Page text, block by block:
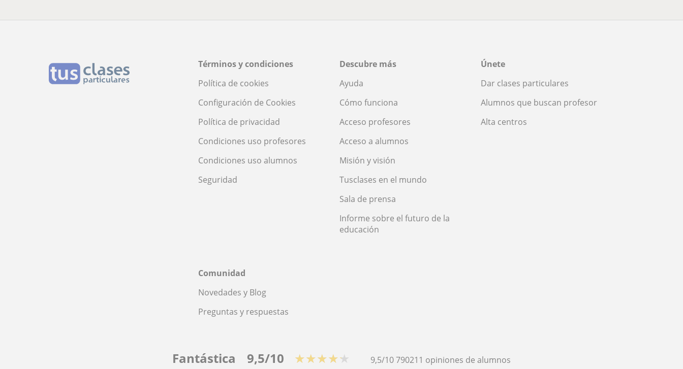
Términos y condiciones
Política de cookies
Configuración de Cookies
Política de privacidad
Condiciones uso profesores
Condiciones uso alumnos
Seguridad
Descubre más
Ayuda
Cómo funciona
Acceso profesores
Acceso a alumnos
Misión y visión
Tusclases en el mundo
Sala de prensa
Informe sobre el futuro de la
educación
Únete
Dar clases particulares
Alumnos que buscan profesor
Alta centros
Comunidad
Novedades y Blog
Preguntas y respuestas
Fantástica 9,5/10 ★★★★★ 9,5/10790211 opiniones de alumnos